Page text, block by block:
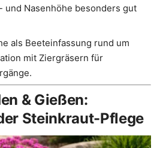
und Nasenhöhe besonders gut
als Beeteinfassung rund um
mit Ziergräsern für
& Gießen:
Steinkraut-Pflege